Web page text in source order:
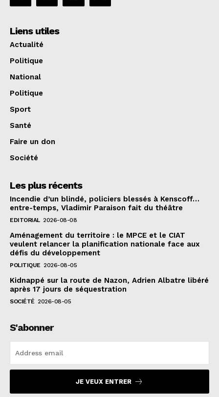
Liens utiles
Actualité
Politique
National
Politique
Sport
Santé
Faire un don
Société
Les plus récents
Incendie d’un blindé, policiers blessés à Kenscoff…
entre-temps, Vladimir Paraison fait du théâtre
EDITORIAL 2026-08-08
Aménagement du territoire : le MPCE et le CIAT
veulent relancer la planification nationale face aux
défis du développement
POLITIQUE 2026-08-05
Kidnappé sur la route de Nazon, Adrien Albatre libéré
après 17 jours de séquestration
SOCIÉTÉ 2026-08-05
S'abonner
JE VEUX ENTRER